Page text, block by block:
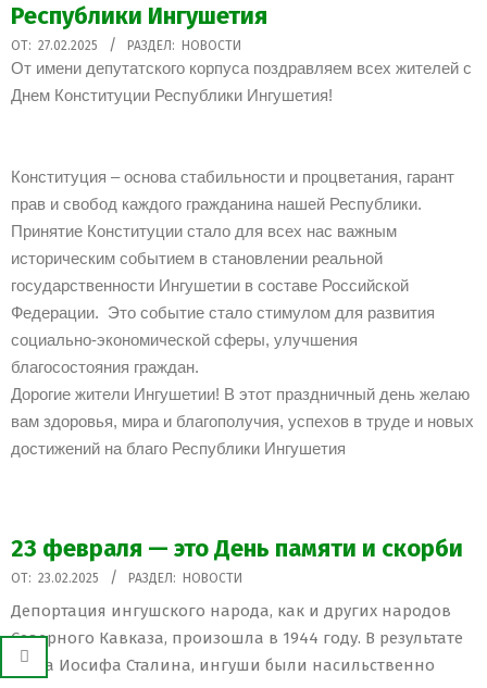
Республики Ингушетия
2025-
02-
27
ОТ: 27.02.2025 РАЗДЕЛ: НОВОСТИ
От имени депутатского корпуса поздравляем всех жителей с
Днем Конституции Республики Ингушетия!
Конституция – основа стабильности и процветания, гарант
прав и свобод каждого гражданина нашей Республики.
Принятие Конституции стало для всех нас важным
историческим событием в становлении реальной
государственности Ингушетии в составе Российской
Федерации. Это событие стало стимулом для развития
социально-экономической сферы, улучшения
благосостояния граждан.
Дорогие жители Ингушетии! В этот праздничный день желаю
вам здоровья, мира и благополучия, успехов в труде и новых
достижений на благо Республики Ингушетия
23 февраля — это День памяти и скорби
2025-
02-
23
ОТ: 23.02.2025 РАЗДЕЛ: НОВОСТИ
Депортация ингушского народа, как и других народов
Северного Кавказа, произошла в 1944 году. В результате
указа Иосифа Сталина, ингуши были насильственно